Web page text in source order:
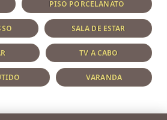
PISO PORCELANATO
SALA DE ESTAR
TV A CABO
VARANDA